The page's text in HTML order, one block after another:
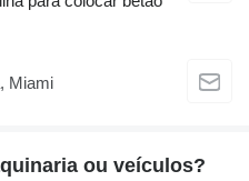
Miami
ou veículos?